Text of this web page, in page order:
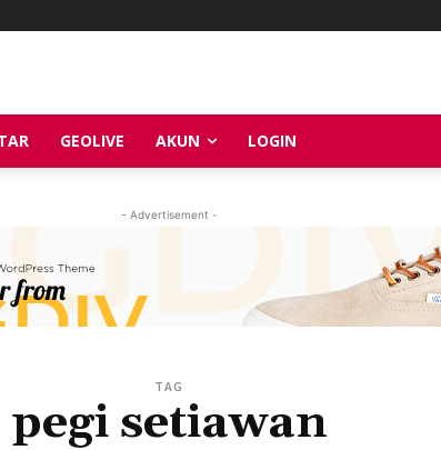
GEOLIVE AKUN LOGIN
- Advertisement -
TAG
pegi setiawan